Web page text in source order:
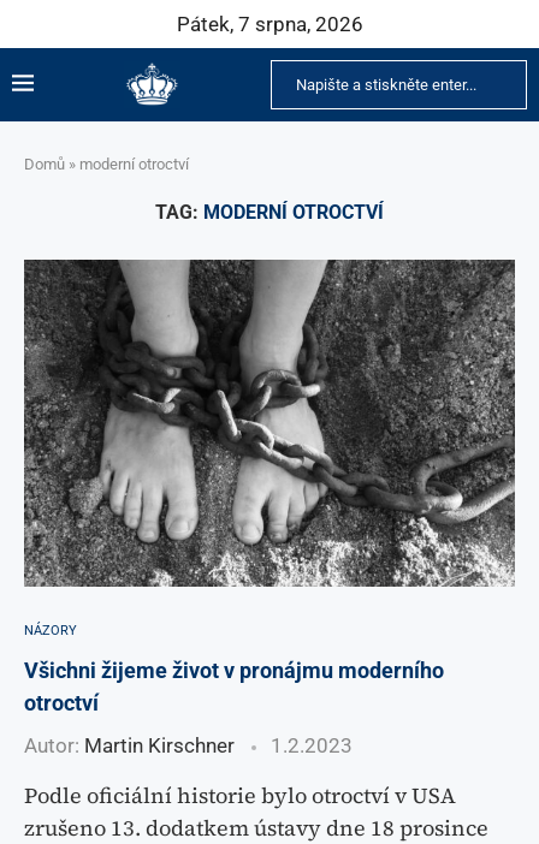
Pátek, 7 srpna, 2026
Domů » moderní otroctví
TAG: MODERNÍ OTROCTVÍ
NÁZORY
Všichni žijeme život v pronájmu moderního
otroctví
Autor: Martin Kirschner 1.2.2023
Podle oficiální historie bylo otroctví v USA
zrušeno 13. dodatkem ústavy dne 18 prosince